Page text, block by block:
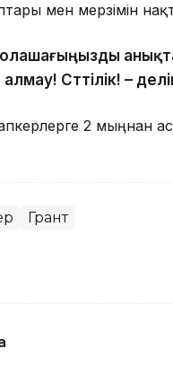
мен мерзімін
болашағыңызды
алмау! Сәттілік! –
2 мыңнан
Грант